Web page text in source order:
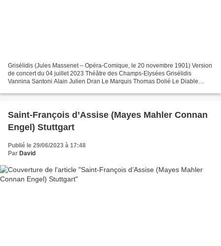
Grisélidis (Jules Massenet – Opéra-Comique, le 20 novembre 1901) Version
de concert du 04 juillet 2023 Théâtre des Champs-Elysées Grisélidis
Vannina Santoni Alain Julien Dran Le Marquis Thomas Dolié Le Diable
Saint-François d’Assise (Mayes Mahler Connan
Engel) Stuttgart
Publié le 29/06/2023 à 17:48
Par David